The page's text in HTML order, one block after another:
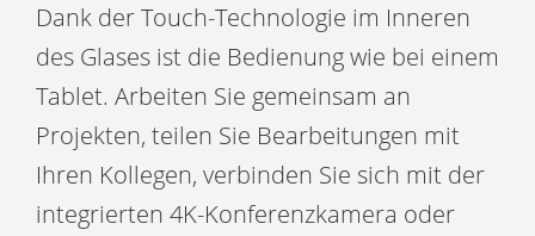
Dank der Touch-Technologie im Inneren
des Glases ist die Bedienung wie bei einem
Tablet. Arbeiten Sie gemeinsam an
Projekten, teilen Sie Bearbeitungen mit
Ihren Kollegen, verbinden Sie sich mit der
integrierten 4K-Konferenzkamera oder